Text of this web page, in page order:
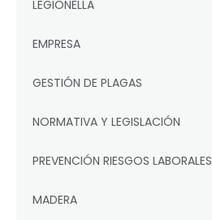
LEGIONELLA
EMPRESA
GESTIÓN DE PLAGAS
NORMATIVA Y LEGISLACIÓN
PREVENCIÓN RIESGOS LABORALES
MADERA